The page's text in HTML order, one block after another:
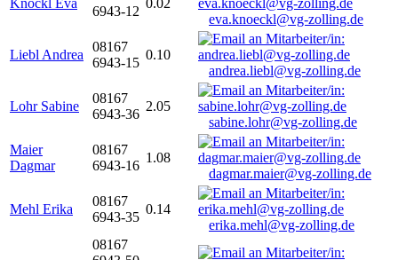
Knöckl Eva
6943-12
0.02
eva.knoeckl@vg-zolling.de
Liebl Andrea
08167
6943-15
0.10
andrea.liebl@vg-zolling.de
Lohr Sabine
08167
6943-36
2.05
sabine.lohr@vg-zolling.de
Maier
Dagmar
08167
6943-16
1.08
dagmar.maier@vg-zolling.de
Mehl Erika
08167
6943-35
0.14
erika.mehl@vg-zolling.de
08167